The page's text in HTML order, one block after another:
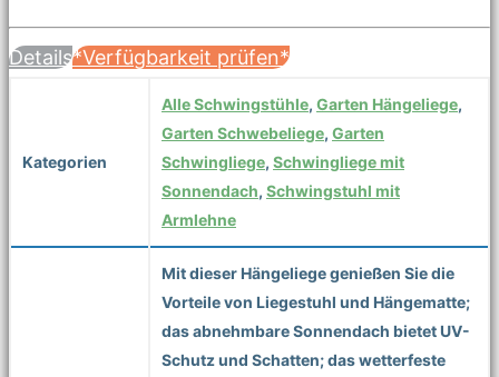
Details*Verfügbarkeit prüfen*
Kategorien
Alle Schwingstühle, Garten Hängeliege,
Garten Schwebeliege, Garten
Schwingliege, Schwingliege mit
Sonnendach, Schwingstuhl mit
Armlehne
Mit dieser Hängeliege genießen Sie die
Vorteile von Liegestuhl und Hängematte;
das abnehmbare Sonnendach bietet UV-
Schutz und Schatten; das wetterfeste